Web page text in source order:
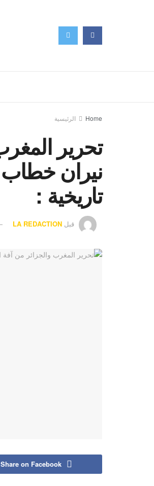
Home الرئيسية
تحرير
نيران
تاريخية :
قبل LA REDACTION
Share on Facebook